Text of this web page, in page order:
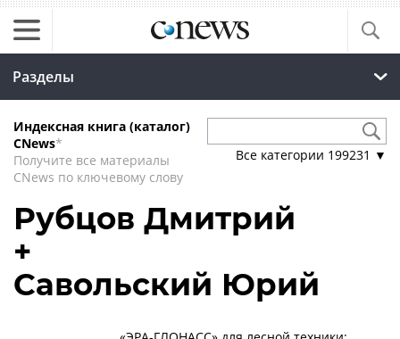
Разделы
Индексная книга (каталог)
CNews*
Получите все материалы
CNews по ключевому слову
Все категории 199231 ▼
Рубцов Дмитрий
+
Савольский Юрий